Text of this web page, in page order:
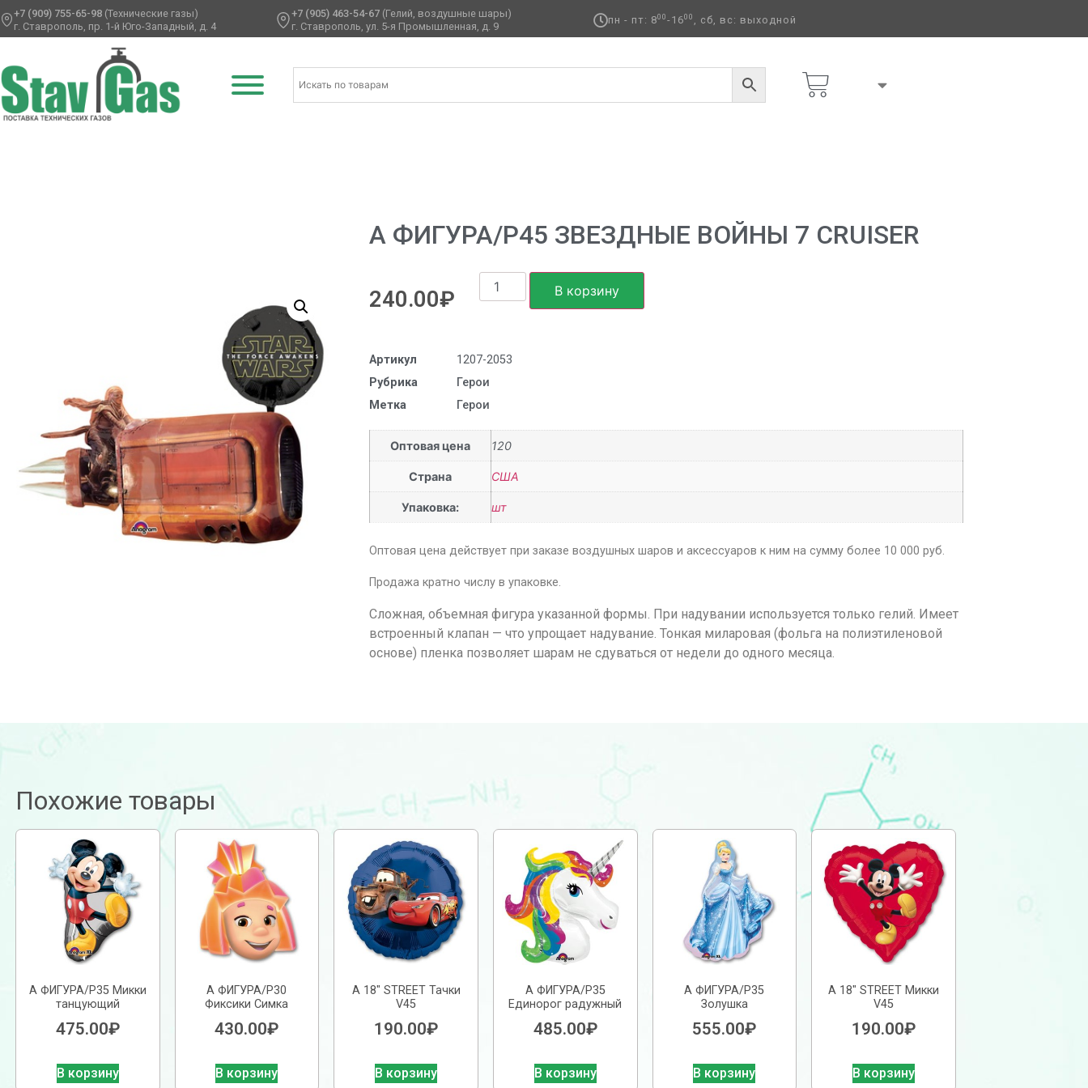
+7 (909) 755-65-98 (Технические газы)
г. Ставрополь, пр. 1-й Юго-Западный, д. 4
+7 (905) 463-54-67 (Гелий, воздушные шары)
г. Ставрополь, ул. 5-я Промышленная, д. 9 ​
пн - пт: 800-1600 , сб, вс: выходной
А ФИГУРА/P45 ЗВЕЗДНЫЕ ВОЙНЫ 7 CRUISER
240.00₽ В корзину
Артикул
1207-2053
Рубрика
Герои
Метка
Герои
Оптовая цена 120
Страна США
Упаковка: шт
Оптовая цена действует при заказе воздушных шаров и аксессуаров к ним на сумму более 10 000 руб.
Продажа кратно числу в упаковке.
Сложная, объемная фигура указанной формы. При надувании используется только гелий. Имеет
встроенный клапан — что упрощает надувание. Тонкая миларовая (фольга на полиэтиленовой
основе) пленка позволяет шарам не сдуваться от недели до одного месяца.
Похожие товары
А ФИГУРА/P35 Микки
танцующий
475.00₽
В корзину
А ФИГУРА/P30
Фиксики Симка
430.00₽
В корзину
А 18″ STREET Тачки
V45
190.00₽
В корзину
А ФИГУРА/P35
Единорог радужный
485.00₽
В корзину
А ФИГУРА/P35
Золушка
555.00₽
В корзину
А 18″ STREET Микки
V45
190.00₽
В корзину